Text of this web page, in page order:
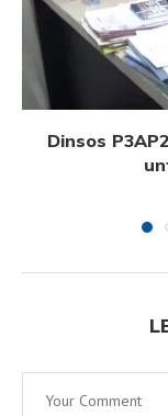
Dinsos